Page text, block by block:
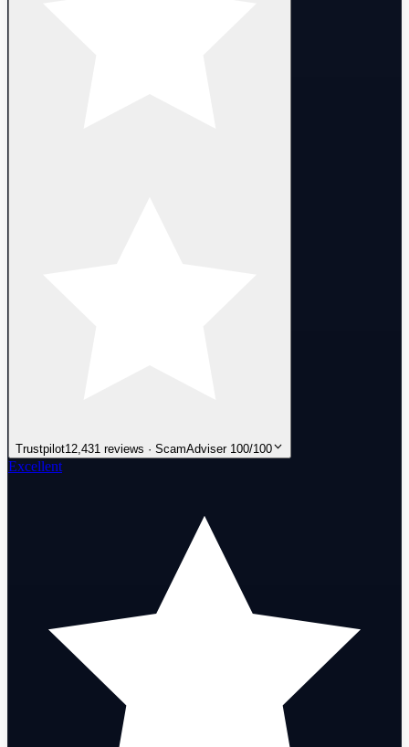
Trustpilot12,431 reviews · ScamAdviser 100/100
Excellent